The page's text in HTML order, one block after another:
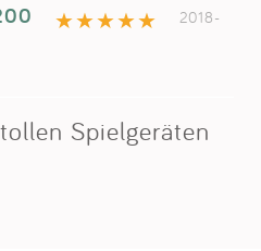
2018-
Spielgeräten